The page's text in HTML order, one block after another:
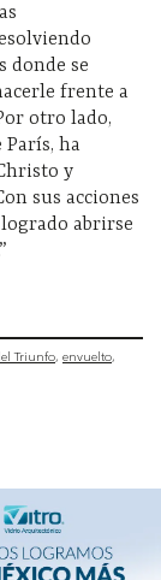
donde se
frente a
otro lado,
ha
y
sus acciones
abrirse
Triunfo envuelto